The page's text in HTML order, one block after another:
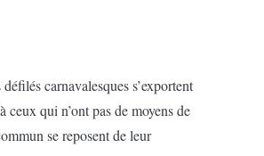
carnavalesques s’exportent
qui n’ont pas de moyens de
se reposent de leur